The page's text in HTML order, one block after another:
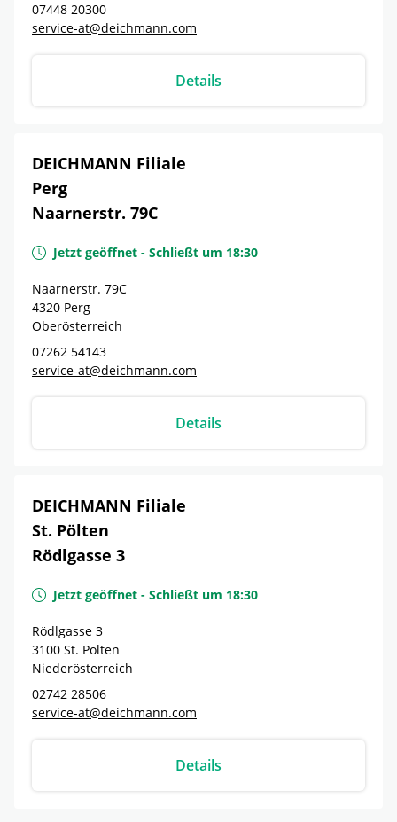
07448 20300
service-at@deichmann.com
Details
DEICHMANN Filiale
Perg
Naarnerstr. 79C
Jetzt geöffnet - Schließt um 18:30
Naarnerstr. 79C
4320 Perg
Oberösterreich
07262 54143
service-at@deichmann.com
Details
DEICHMANN Filiale
St. Pölten
Rödlgasse 3
Jetzt geöffnet - Schließt um 18:30
Rödlgasse 3
3100 St. Pölten
Niederösterreich
02742 28506
service-at@deichmann.com
Details